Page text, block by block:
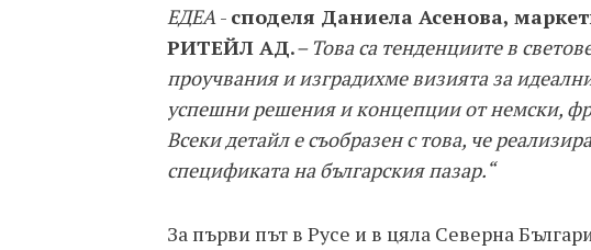
ЕДЕА- споделя Даниела Асенова,
РИТЕЙЛ АД.– Това са тенденциите в
проучвания и изградихме визията за
успешни решения и концепции от немски,
Всеки детайл е съобразен с това, че
спецификата на българския пазар.“
За първи път в Русе и в цяла Северна